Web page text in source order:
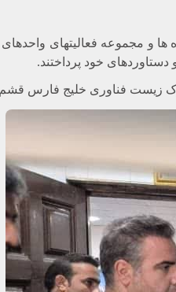
و مجموعه فعالیتهای واحدهای
خود پرداختند.
زیست فناوری خلیج فارس قشم